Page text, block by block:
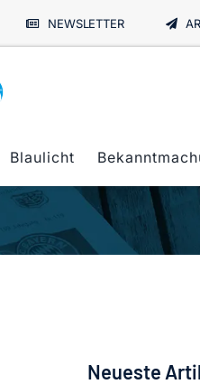
NEWSLETTER
Blaulicht
Neueste